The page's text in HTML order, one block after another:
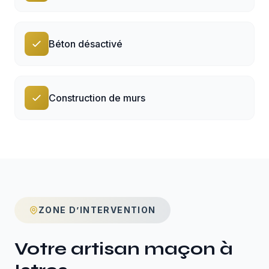
Béton désactivé
Construction de murs
ZONE D’INTERVENTION
Votre artisan maçon à